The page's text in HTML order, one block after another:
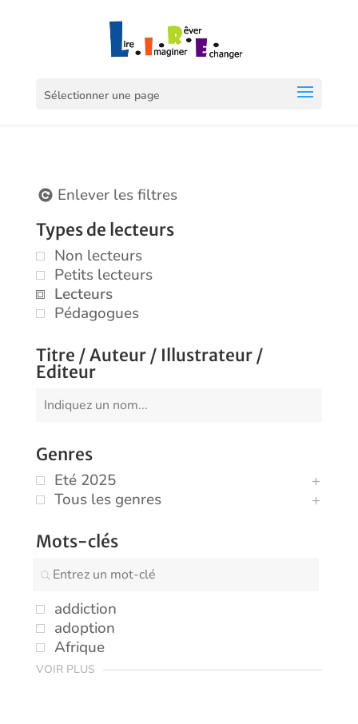
Sélectionner une page
Enlever les filtres
Types de lecteurs
Non lecteurs
Petits lecteurs
Lecteurs
Pédagogues
Titre / Auteur / Illustrateur /
Editeur
Genres
Eté 2025
Tous les genres
Mots-clés
addiction
adoption
Afrique
VOIR PLUS